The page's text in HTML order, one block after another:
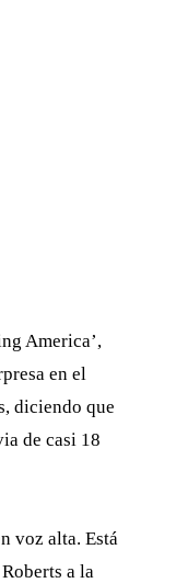
America’,
en el
diciendo que
de casi 18
voz alta. Está
a la